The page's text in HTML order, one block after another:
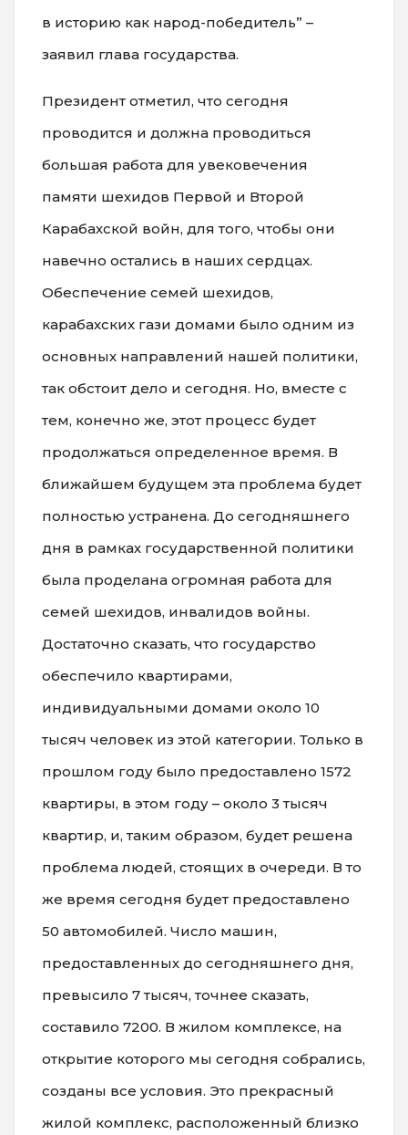
в историю как народ-победитель” –
заявил глава государства.
Президент отметил, что сегодня
проводится и должна проводиться
большая работа для увековечения
памяти шехидов Первой и Второй
Карабахской войн, для того, чтобы они
навечно остались в наших сердцах.
Обеспечение семей шехидов,
карабахских гази домами было одним из
основных направлений нашей политики,
так обстоит дело и сегодня. Но, вместе с
тем, конечно же, этот процесс будет
продолжаться определенное время. В
ближайшем будущем эта проблема будет
полностью устранена. До сегодняшнего
дня в рамках государственной политики
была проделана огромная работа для
семей шехидов, инвалидов войны.
Достаточно сказать, что государство
обеспечило квартирами,
индивидуальными домами около 10
тысяч человек из этой категории. Только в
прошлом году было предоставлено 1572
квартиры, в этом году – около 3 тысяч
квартир, и, таким образом, будет решена
проблема людей, стоящих в очереди. В то
же время сегодня будет предоставлено
50 автомобилей. Число машин,
предоставленных до сегодняшнего дня,
превысило 7 тысяч, точнее сказать,
составило 7200. В жилом комплексе, на
открытие которого мы сегодня собрались,
созданы все условия. Это прекрасный
жилой комплекс, расположенный близко